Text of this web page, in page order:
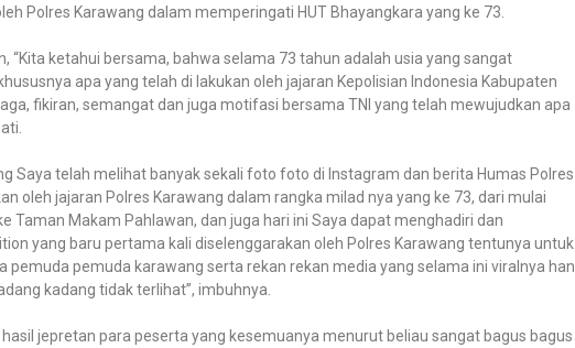
Polres Karawang dalam memperingati HUT Bhayangkara yang ke 73.
“Kita ketahui bersama, bahwa selama 73 tahun adalah usia yang sangat
apa yang telah di lakukan oleh jajaran Kepolisian Indonesia Kabupaten
fikiran, semangat dan juga motifasi bersama TNI yang telah mewujudkan apa
Saya telah melihat banyak sekali foto foto di Instagram dan berita Humas Polres
oleh jajaran Polres Karawang dalam rangka milad nya yang ke 73, dari mulai
Taman Makam Pahlawan, dan juga hari ini Saya dapat menghadiri dan
yang baru pertama kali diselenggarakan oleh Polres Karawang tentunya untuk
pemuda pemuda karawang serta rekan rekan media yang selama ini viralnya
kadang tidak terlihat”, imbuhnya.
jepretan para peserta yang kesemuanya menurut beliau sangat bagus bagus